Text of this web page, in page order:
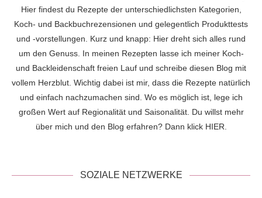
Hier findest du Rezepte der unterschiedlichsten Kategorien,
Koch- und Backbuchrezensionen und gelegentlich Produkttests
und -vorstellungen. Kurz und knapp: Hier dreht sich alles rund
um den Genuss. In meinen Rezepten lasse ich meiner Koch-
und Backleidenschaft freien Lauf und schreibe diesen Blog mit
vollem Herzblut. Wichtig dabei ist mir, dass die Rezepte natürlich
und einfach nachzumachen sind. Wo es möglich ist, lege ich
großen Wert auf Regionalität und Saisonalität. Du willst mehr
über mich und den Blog erfahren? Dann klick HIER
SOZIALE NETZWERKE